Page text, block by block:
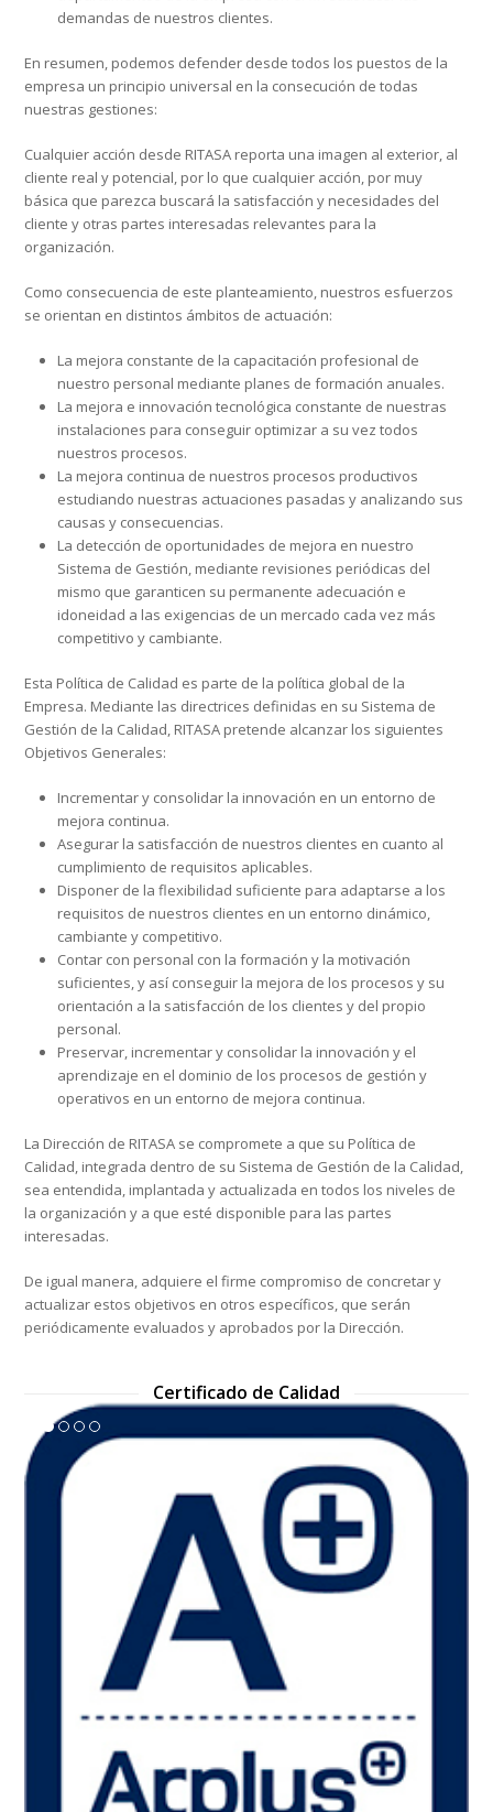
demandas de nuestros clientes.
En resumen, podemos defender desde todos los puestos de la
empresa un principio universal en la consecución de todas
nuestras gestiones:
Cualquier acción desde RITASA reporta una imagen al exterior, al
cliente real y potencial, por lo que cualquier acción, por muy
básica que parezca buscará la satisfacción y necesidades del
cliente y otras partes interesadas relevantes para la
organización.
Como consecuencia de este planteamiento, nuestros esfuerzos
se orientan en distintos ámbitos de actuación:
La mejora constante de la capacitación profesional de
nuestro personal mediante planes de formación anuales.
La mejora e innovación tecnológica constante de nuestras
instalaciones para conseguir optimizar a su vez todos
nuestros procesos.
La mejora continua de nuestros procesos productivos
estudiando nuestras actuaciones pasadas y analizando sus
causas y consecuencias.
La detección de oportunidades de mejora en nuestro
Sistema de Gestión, mediante revisiones periódicas del
mismo que garanticen su permanente adecuación e
idoneidad a las exigencias de un mercado cada vez más
competitivo y cambiante.
Esta Política de Calidad es parte de la política global de la
Empresa. Mediante las directrices definidas en su Sistema de
Gestión de la Calidad, RITASA pretende alcanzar los siguientes
Objetivos Generales:
Incrementar y consolidar la innovación en un entorno de
mejora continua.
Asegurar la satisfacción de nuestros clientes en cuanto al
cumplimiento de requisitos aplicables.
Disponer de la flexibilidad suficiente para adaptarse a los
requisitos de nuestros clientes en un entorno dinámico,
cambiante y competitivo.
Contar con personal con la formación y la motivación
suficientes, y así conseguir la mejora de los procesos y su
orientación a la satisfacción de los clientes y del propio
personal.
Preservar, incrementar y consolidar la innovación y el
aprendizaje en el dominio de los procesos de gestión y
operativos en un entorno de mejora continua.
La Dirección de RITASA se compromete a que su Política de
Calidad, integrada dentro de su Sistema de Gestión de la Calidad,
sea entendida, implantada y actualizada en todos los niveles de
la organización y a que esté disponible para las partes
interesadas.
De igual manera, adquiere el firme compromiso de concretar y
actualizar estos objetivos en otros específicos, que serán
periódicamente evaluados y aprobados por la Dirección.
Certificado de Calidad